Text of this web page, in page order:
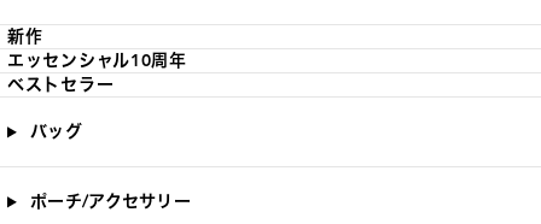
新作
エッセンシャル10周年
ベストセラー
バッグ
ポーチ/アクセサリー